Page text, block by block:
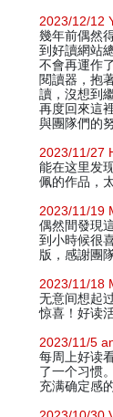
2023/12/12
幾年前偶然
到好讀網站
不會再運作
閱讀器，抱
讀，沒想到
再度回來這
與團隊們的努
2023/11/27
能在这里发
佩的作品，
2023/11/19
偶然間發現
到小時候很
版，感謝團
2023/11/18
无意间想起
惊喜！好读
2023/11/5
每周上好读
了一个习惯
充满确定感